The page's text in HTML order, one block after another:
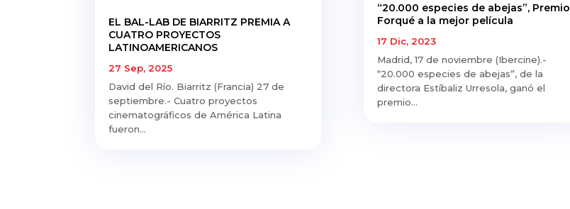
EL BAL-LAB DE BIARRITZ PREMIA A
CUATRO PROYECTOS
LATINOAMERICANOS
27 Sep, 2025
David del Río. Biarritz (Francia) 27 de
septiembre.- Cuatro proyectos
cinematográficos de América Latina
fueron...
“20.000 especies de abejas”, Premio
Forqué a la mejor película
17 Dic, 2023
Madrid, 17 de noviembre (Ibercine).-
“20.000 especies de abejas”, de la
directora Estíbaliz Urresola, ganó el
premio...